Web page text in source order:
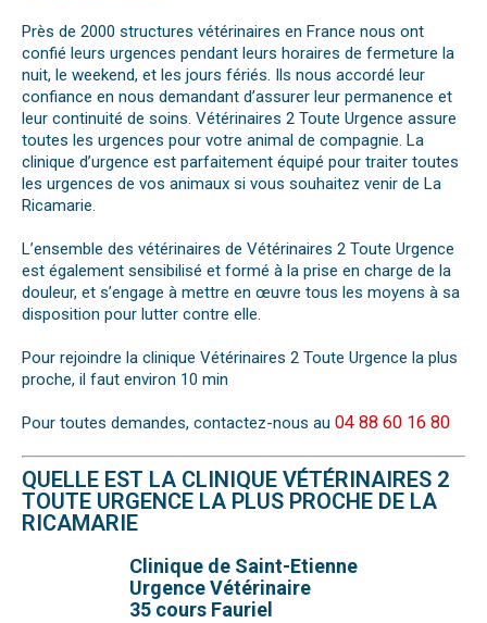
Près de 2000 structures vétérinaires en France nous ont
confié leurs urgences pendant leurs horaires de fermeture la
nuit, le weekend, et les jours fériés. Ils nous accordé leur
confiance en nous demandant d’assurer leur permanence et
leur continuité de soins. Vétérinaires 2 Toute Urgence assure
toutes les urgences pour votre animal de compagnie. La
clinique d’urgence est parfaitement équipé pour traiter toutes
les urgences de vos animaux si vous souhaitez venir de La
Ricamarie.
L’ensemble des vétérinaires de Vétérinaires 2 Toute Urgence
est également sensibilisé et formé à la prise en charge de la
douleur, et s’engage à mettre en œuvre tous les moyens à sa
disposition pour lutter contre elle.
Pour rejoindre la clinique Vétérinaires 2 Toute Urgence la plus
proche, il faut environ 10 min
Pour toutes demandes, contactez-nous au 04 88 60 16 80
QUELLE EST LA CLINIQUE VÉTÉRINAIRES 2
TOUTE URGENCE LA PLUS PROCHE DE LA
RICAMARIE
Clinique de Saint-Etienne
Urgence Vétérinaire
35 cours Fauriel